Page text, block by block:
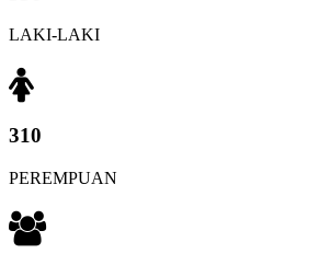
LAKI-LAKI
310
PEREMPUAN